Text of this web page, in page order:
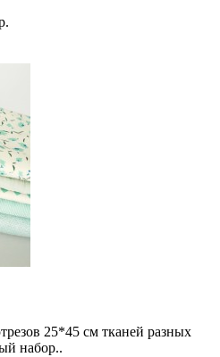
25*45 см тканей разных
набор..